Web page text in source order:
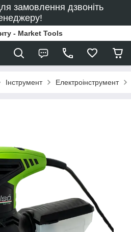
замовлення дзвоніть
- Market Tools
Інструмент Електроінструмент